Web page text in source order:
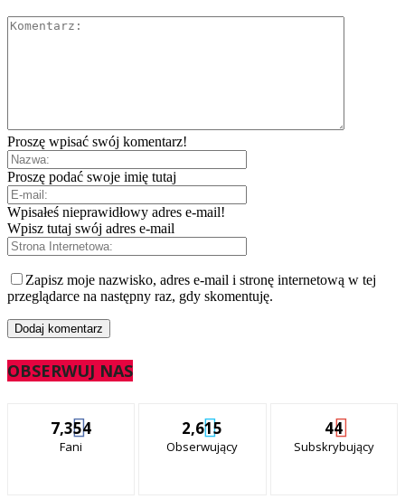
Proszę wpisać swój komentarz!
Proszę podać swoje imię tutaj
Wpisałeś nieprawidłowy adres e-mail!
Wpisz tutaj swój adres e-mail
Zapisz moje nazwisko, adres e-mail i stronę internetową w tej
przeglądarce na następny raz, gdy skomentuję.
OBSERWUJ NAS
7,354
Fani
2,615
Obserwujący
44
Subskrybujący